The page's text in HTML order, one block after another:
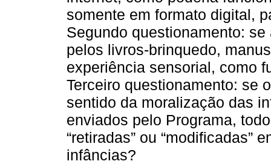
somente em formato digital,
Segundo questionamento:
pelos livros-brinquedo,
experiência sensorial, como
Terceiro questionamento: se
sentido da moralização das
enviados pelo Programa,
“retiradas” ou “modificadas”
infâncias?